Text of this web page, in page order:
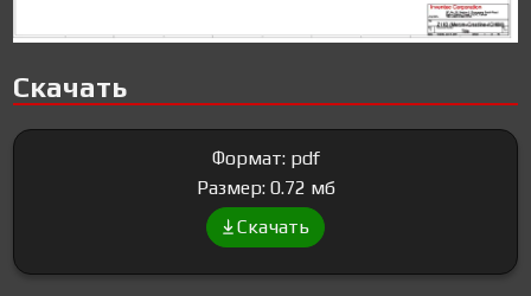
Скачать
Формат: pdf
Размер: 0.72 мб
Скачать